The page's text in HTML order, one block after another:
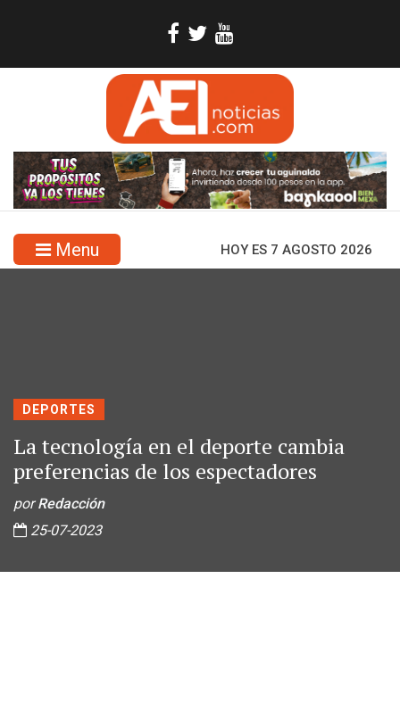
Menu HOY ES 7 AGOSTO 2026
DEPORTES
La tecnología en el deporte cambia
preferencias de los espectadores
porRedacción
25-07-2023